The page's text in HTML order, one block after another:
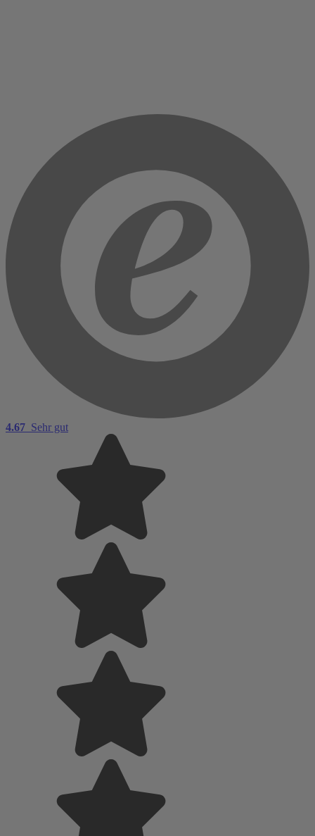
4.67 Sehr gut